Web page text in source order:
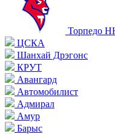
Торпедо
ЦСКА
Шанхай Дрэгонс
КРУТ
Авангард
Автомобилист
Адмирал
Амур
Барыс